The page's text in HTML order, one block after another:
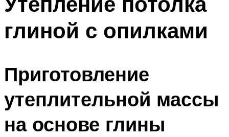
глиной с опилками
Приготовление
утеплительной массы
на основе глины